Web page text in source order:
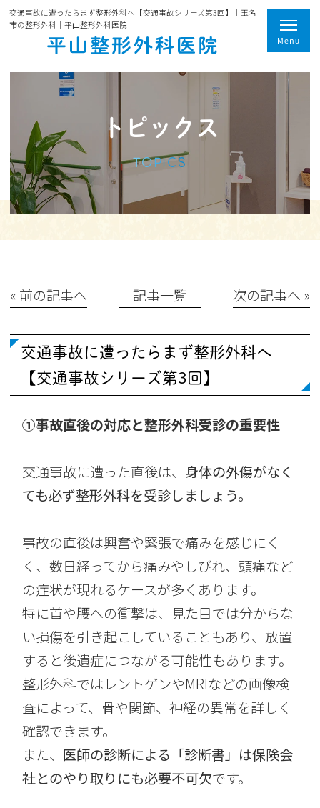
交通事故に遭ったらまず整形外科へ【交通事故シリーズ第3回】｜玉名
市の整形外科｜平山整形外科医院
トピックス
TOPICS
« 前の記事へ │記事一覧│ 次の記事へ »
交通事故に遭ったらまず整形外科へ
【交通事故シリーズ第3回】
①事故直後の対応と整形外科受診の重要性
交通事故に遭った直後は、 身体の外傷がなく
ても必ず整形外科を受診しましょう。
事故の直後は興奮や緊張で痛みを感じにく
く、数日経ってから痛みやしびれ、頭痛など
の症状が現れるケースが多くあります。
特に首や腰への衝撃は、見た目では分からな
い損傷を引き起こしていることもあり、放置
すると後遺症につながる可能性もあります。
整形外科ではレントゲンやMRIなどの画像検
査によって、骨や関節、神経の異常を詳しく
確認できます。
また、 医師の診断による「診断書」は保険会
社とのやり取りにも必要不可欠です。